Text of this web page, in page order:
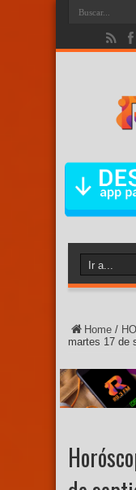
Home /
martes 17 de